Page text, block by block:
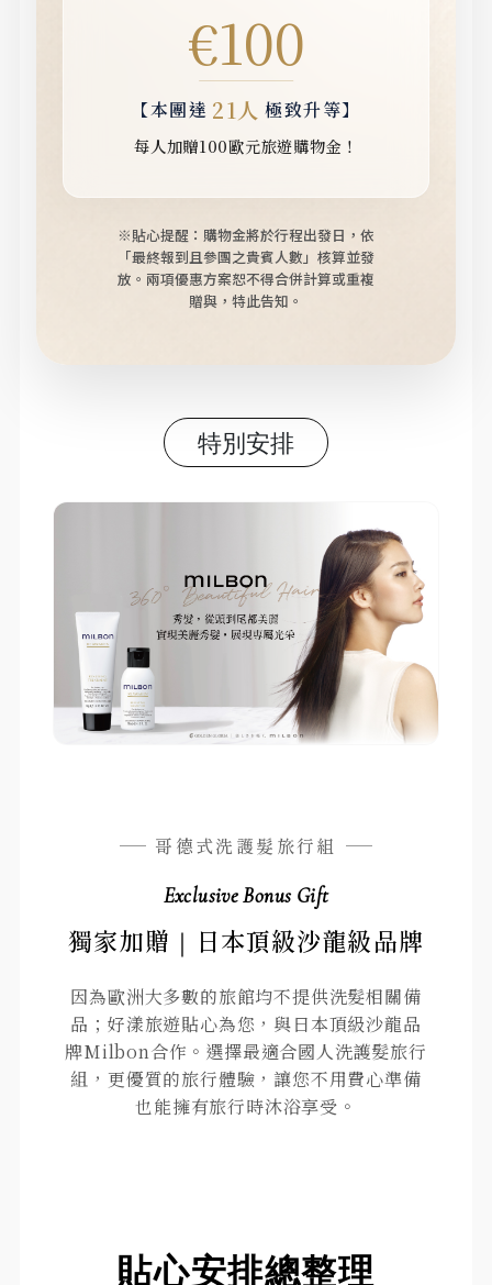
€100
【本團達 21人 極致升等】
每人加贈100歐元旅遊購物金！
※貼心提醒：購物金將於行程出發日，依
「最終報到且參團之貴賓人數」核算並發
放。 兩項優惠方案恕不得合併計算或重複
贈與，特此告知。
特別安排
哥德式洗護髮旅行組
Exclusive Bonus Gift
獨家加贈｜日本頂級沙龍級品牌
因為歐洲大多數的旅館均不提供洗髮相關備
品；好漾旅遊貼心為您，與日本頂級沙龍品
牌Milbon合作。選擇最適合國人洗護髮旅行
組，更優質的旅行體驗，讓您不用費心準備
也能擁有旅行時沐浴享受。
貼心安排總整理